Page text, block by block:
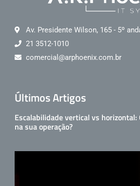
Av. Presidente Wilson, 165 - 5º
21 3512-1010
comercial@arphoenix.com.br
Últimos Artigos
Escalabilidade vertical vs
na sua operação?